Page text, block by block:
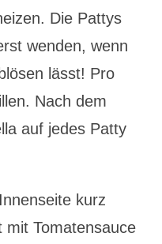
Die Pattys
wenden, wenn
lässt! Pro
Nach dem
auf jedes Patty
kurz
mit Tomatensauce